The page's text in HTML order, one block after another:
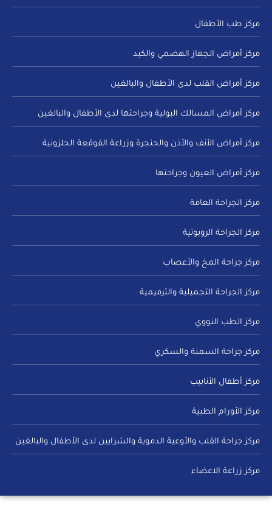
مركز طب الأطفال
مركز أمراض الجهاز الهضمي والكبد
مركز أمراض القلب لدى الأطفال والبالغين
مركز أمراض المسالك البولية وجراحتها لدى الأطفال والبالغين
مركز أمراض الأنف والأذن والحنجرة وزراعة القوقعة الحلزونية
مركز أمراض العيون وجراحتها
مركز الجراحة العامة
مركز الجراحة الروبوتية
مركز جراحة المخ والأعصاب
مركز الجراحة التجميلية والترميمية
مركز الطب النووي
مركز جراحة السمنة والسكري
مركز أطفال الأنابيب
مركز الأورام الطبية
مركز جراحة القلب والأوعية الدموية والشرايين لدى الأطفال والبالغين
مركز زراعة الاعضاء